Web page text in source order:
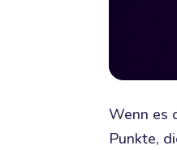
Wenn es
Punkte,